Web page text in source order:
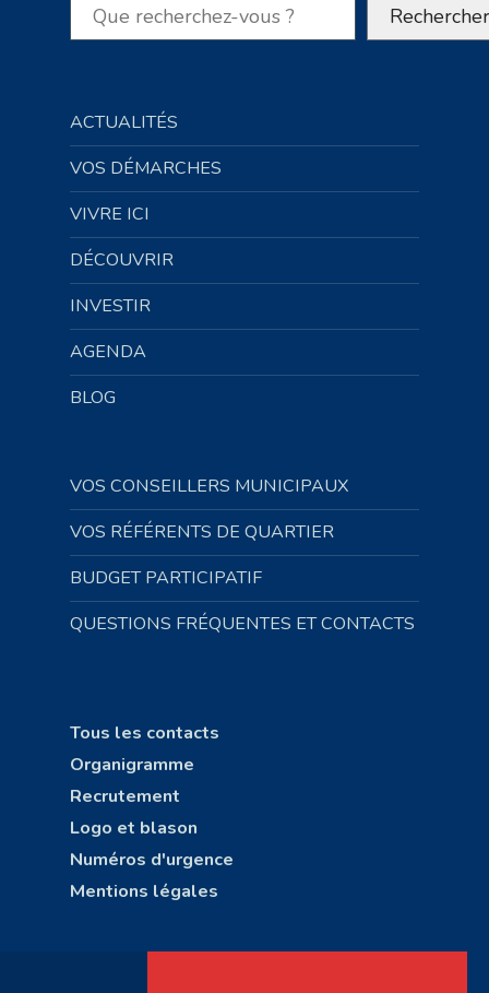
Rechercher Rechercher
ACTUALITÉS
VOS DÉMARCHES
VIVRE ICI
DÉCOUVRIR
INVESTIR
AGENDA
BLOG
VOS CONSEILLERS MUNICIPAUX
VOS RÉFÉRENTS DE QUARTIER
BUDGET PARTICIPATIF
QUESTIONS FRÉQUENTES ET CONTACTS
Tous les contacts
Organigramme
Recrutement
Logo et blason
Numéros d'urgence
Mentions légales